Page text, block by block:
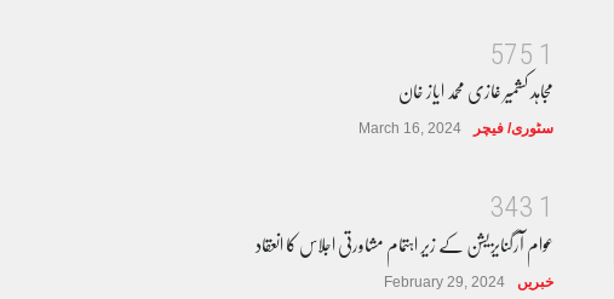
1
5
7
5
مجاہد کشمیر غازی محمد ایاز خان
سٹوری/ فیچر March 16, 2024
1
3
4
3
عوام آرگنایزیشن کے زیر اہتمام مشاورتی اجلاس کا انعقاد
خبریں February 29, 2024